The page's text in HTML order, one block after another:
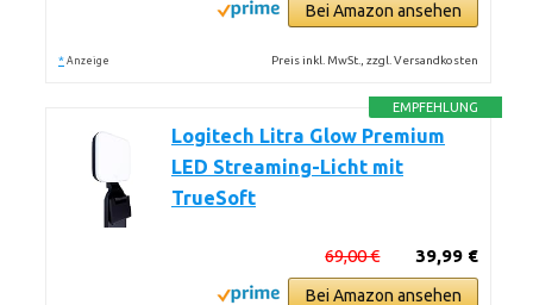
Bei Amazon ansehen
* Anzeige Preis inkl. MwSt., zzgl. Versandkosten
EMPFEHLUNG
Logitech Litra Glow Premium
LED Streaming-Licht mit
TrueSoft
39,99 €
69,00 €
Bei Amazon ansehen